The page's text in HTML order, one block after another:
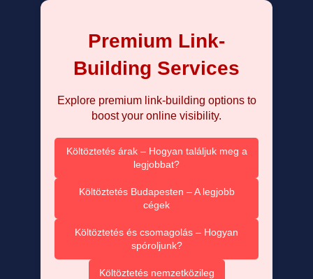
Premium Link-
Building Services
Explore premium link-building options to
boost your online visibility.
Költöztetés árak – Hogyan találjuk meg a
legjobbat?
Költöztetés Budapesten – A legjobb
cégek
Költöztetés és csomagolás – Hogyan
spóroljunk?
Költöztetés nemzetközileg